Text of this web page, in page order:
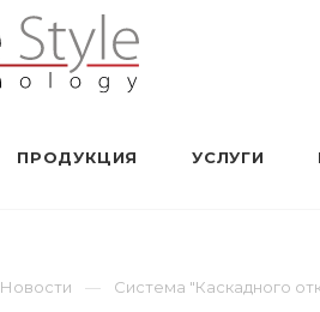
ПРОДУКЦИЯ УСЛУГИ
Новости Система "Каскадного